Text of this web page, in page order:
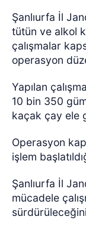
Şanlıurfa İl
tütün ve alkol
çalışmalar
operasyon
Yapılan
10 bin 350
kaçak çay ele
Operasyon
işlem
Şanlıurfa İl
mücadele